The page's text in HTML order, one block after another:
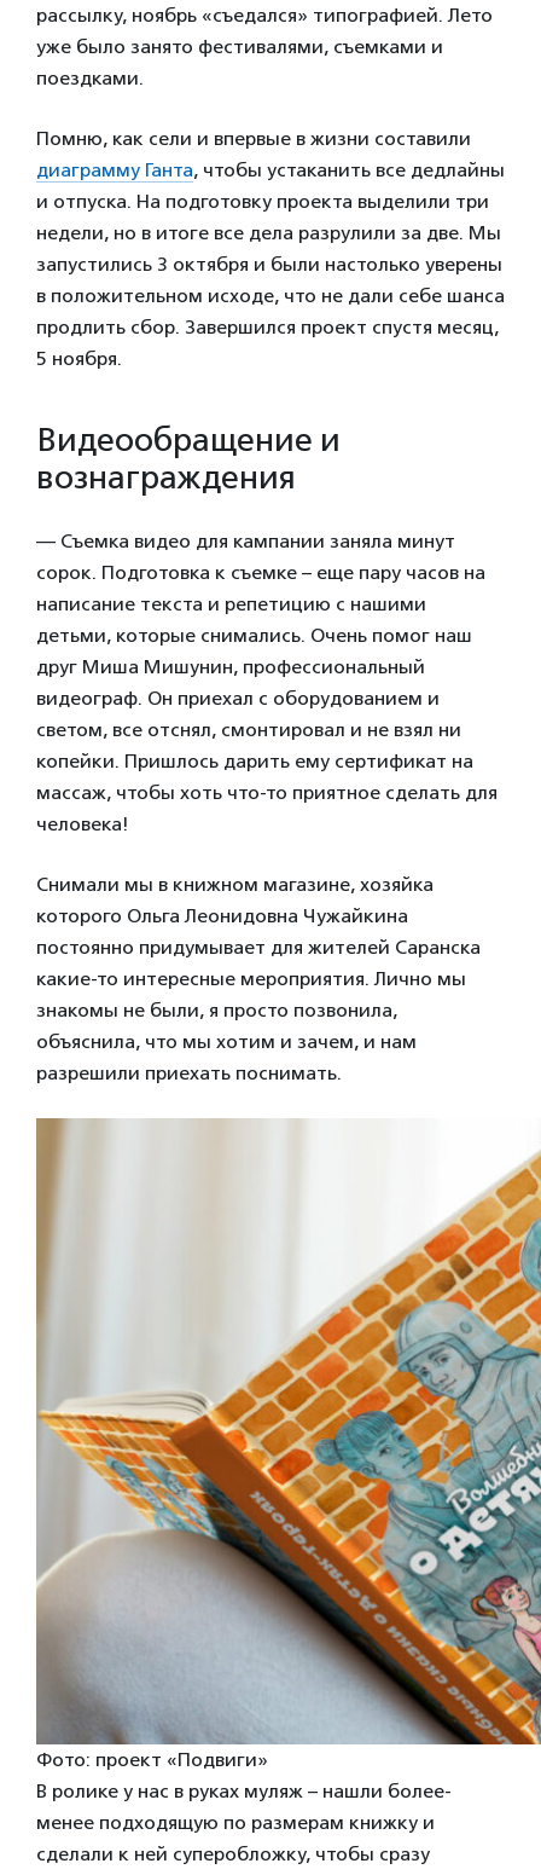
рассылку, ноябрь «съедался» типографией. Лето
уже было занято фестивалями, съемками и
поездками.
Помню, как сели и впервые в жизни составили
диаграмму Ганта, чтобы устаканить все дедлайны
и отпуска. На подготовку проекта выделили три
недели, но в итоге все дела разрулили за две. Мы
запустились 3 октября и были настолько уверены
в положительном исходе, что не дали себе шанса
продлить сбор. Завершился проект спустя месяц,
5 ноября.
Видеообращение и
вознаграждения
— Съемка видео для кампании заняла минут
сорок. Подготовка к съемке – еще пару часов на
написание текста и репетицию с нашими
детьми, которые снимались. Очень помог наш
друг Миша Мишунин, профессиональный
видеограф. Он приехал с оборудованием и
светом, все отснял, смонтировал и не взял ни
копейки. Пришлось дарить ему сертификат на
массаж, чтобы хоть что-то приятное сделать для
человека!
Снимали мы в книжном магазине, хозяйка
которого Ольга Леонидовна Чужайкина
постоянно придумывает для жителей Саранска
какие-то интересные мероприятия. Лично мы
знакомы не были, я просто позвонила,
объяснила, что мы хотим и зачем, и нам
разрешили приехать поснимать.
Фото: проект «Подвиги»
В ролике у нас в руках муляж – нашли более-
менее подходящую по размерам книжку и
сделали к ней суперобложку, чтобы сразу